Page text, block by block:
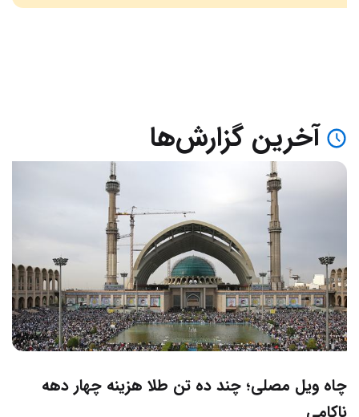
آخرین گزارش‌ها
چاه ویل مصلی؛ چند ده تن طلا هزینه چهار دهه
ناکامی